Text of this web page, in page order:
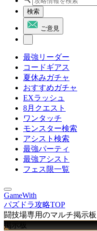
検索
ご意見
最強リーダー
コードギアス
夏休みガチャ
おすすめガチャ
EXラッシュ
8月クエスト
ワンタッチ
モンスター検索
アシスト検索
最強パーティ
最強アシスト
フェス限一覧
GameWith
パズドラ攻略TOP
闘技場専用のマルチ掲示板
掲示板